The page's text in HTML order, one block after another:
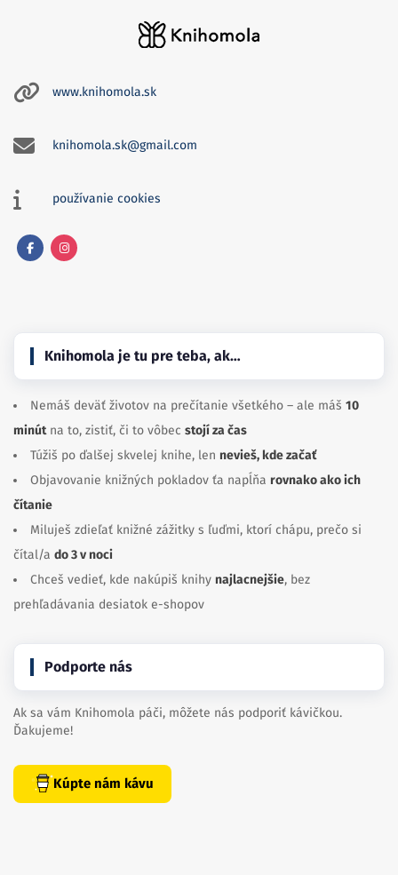
www.knihomola.sk
knihomola.sk@gmail.com
používanie cookies
Knihomola je tu pre teba, ak…
Nemáš deväť životov na prečítanie všetkého – ale máš 10
minútna to, zistiť, či to vôbec stojí za čas
Túžiš po ďalšej skvelej knihe, len nevieš, kde začať
Objavovanie knižných pokladov ťa napĺňa rovnako ako ich
čítanie
Miluješ zdieľať knižné zážitky s ľuďmi, ktorí chápu, prečo si
čítal/a do 3 v noci
Chceš vedieť, kde nakúpiš knihy najlacnejšie, bez
prehľadávania desiatok e-shopov
Podporte nás
Ak sa vám Knihomola páči, môžete nás podporiť kávičkou.
Ďakujeme!
Kúpte nám kávu